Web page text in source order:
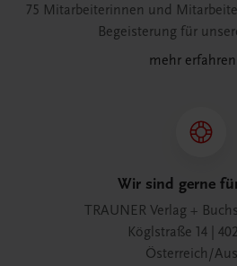
75 Mitarbeiterinnen und
Begeisterung für
mehr erfahren
Wir sind gerne
TRAUNER Verlag +
Köglstraße 14 |
Österreich/